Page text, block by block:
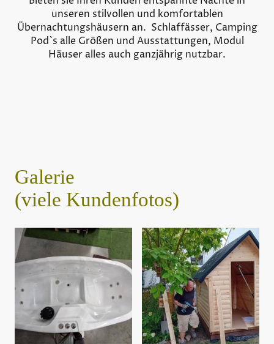
unseren stilvollen und komfortablen
Übernachtungshäusern an. Schlaffässer, Camping
Pod`s alle Größen und Ausstattungen, Modul
Häuser alles auch ganzjährig nutzbar.
Galerie
(viele Kundenfotos)